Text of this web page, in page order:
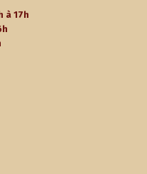
à 17h